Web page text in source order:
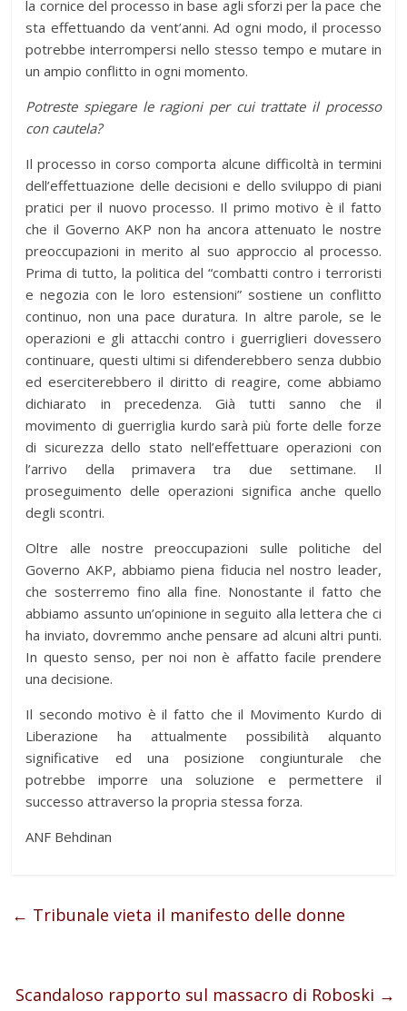
la cornice del processo in base agli sforzi per la pace che
sta effettuando da vent’anni. Ad ogni modo, il processo
potrebbe interrompersi nello stesso tempo e mutare in
un ampio conflitto in ogni momento.
Potreste spiegare le ragioni per cui trattate il processo
con cautela?
Il processo in corso comporta alcune difficoltà in termini
dell’effettuazione delle decisioni e dello sviluppo di piani
pratici per il nuovo processo. Il primo motivo è il fatto
che il Governo AKP non ha ancora attenuato le nostre
preoccupazioni in merito al suo approccio al processo.
Prima di tutto, la politica del “combatti contro i terroristi
e negozia con le loro estensioni” sostiene un conflitto
continuo, non una pace duratura. In altre parole, se le
operazioni e gli attacchi contro i guerriglieri dovessero
continuare, questi ultimi si difenderebbero senza dubbio
ed eserciterebbero il diritto di reagire, come abbiamo
dichiarato in precedenza. Già tutti sanno che il
movimento di guerriglia kurdo sarà più forte delle forze
di sicurezza dello stato nell’effettuare operazioni con
l’arrivo della primavera tra due settimane. Il
proseguimento delle operazioni significa anche quello
degli scontri.
Oltre alle nostre preoccupazioni sulle politiche del
Governo AKP, abbiamo piena fiducia nel nostro leader,
che sosterremo fino alla fine. Nonostante il fatto che
abbiamo assunto un’opinione in seguito alla lettera che ci
ha inviato, dovremmo anche pensare ad alcuni altri punti.
In questo senso, per noi non è affatto facile prendere
una decisione.
Il secondo motivo è il fatto che il Movimento Kurdo di
Liberazione ha attualmente possibilità alquanto
significative ed una posizione congiunturale che
potrebbe imporre una soluzione e permettere il
successo attraverso la propria stessa forza.
ANF Behdinan
← Tribunale vieta il manifesto delle donne
Scandaloso rapporto sul massacro di Roboski →